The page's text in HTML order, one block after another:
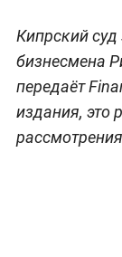
Кипрский
бизнесмена
передаёт
издания, это